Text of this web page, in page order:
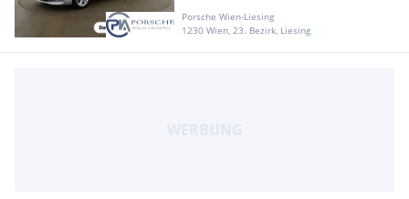
Porsche Wien-Liesing
1230 Wien, 23. Bezirk, Liesing